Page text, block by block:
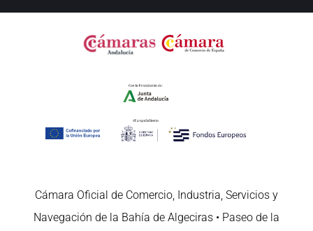
Cámara Oficial de Comercio, Industria, Servicios y
Navegación de la Bahía de Algeciras • Paseo de la